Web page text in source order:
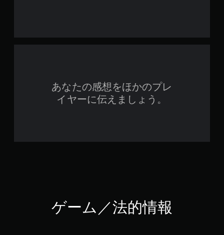
あなたの感想をほかのプレ
イヤーに伝えましょう。
ゲーム／法的情報